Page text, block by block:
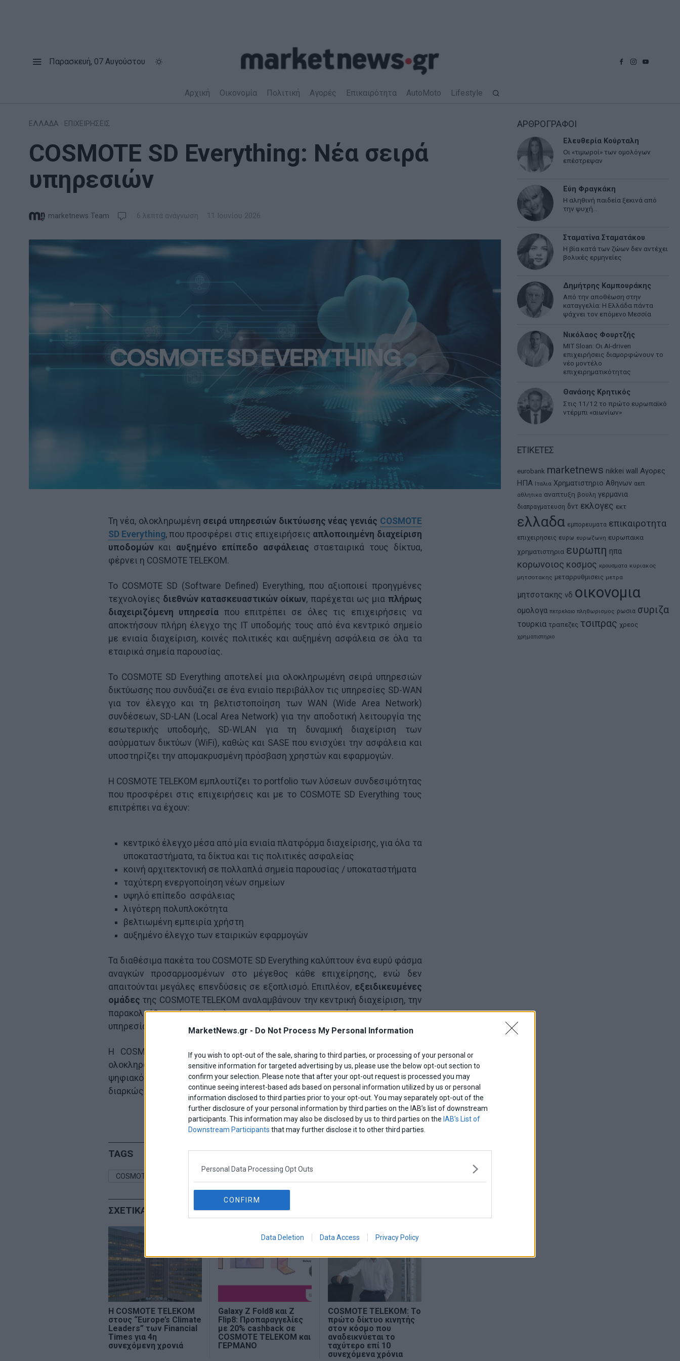
MarketNews.gr - Do Not Process My Personal Information
If you wish to opt-out of the sale, sharing to third parties, or processing of your personal or
sensitive information for targeted advertising by us, please use the below opt-out section to
confirm your selection. Please note that after your opt-out request is processed you may
continue seeing interest-based ads based on personal information utilized by us or personal
information disclosed to third parties prior to your opt-out. You may separately opt-out of the
further disclosure of your personal information by third parties on the IAB’s list of downstream
participants. This information may also be disclosed by us to third parties on the IAB’s List of
Downstream Participants that may further disclose it to other third parties.
Personal Data Processing Opt Outs
CONFIRM
Data Deletion Data Access Privacy Policy
Παρασκευή, 07 Αυγούστου
Αρχική Οικονομία Πολιτική Αγορές Επικαιρότητα AutoMoto Lifestyle
ΕΛΛΑΔΑ ΕΠΙΧΕΙΡΗΣΕΙΣ
COSMOTE SD Everything: Νέα σειρά
υπηρεσιών
marketnews Team 6 λεπτά ανάγνωση 11 Ιουνίου 2026
Τη νέα, ολοκληρωμένη σειρά υπηρεσιών δικτύωσης νέας γενιάς COSMOTE
SD Everything, που προσφέρει στις επιχειρήσεις απλοποιημένη διαχείριση
υποδομών και αυξημένο επίπεδο ασφάλειας σταεταιρικά τους δίκτυα,
φέρνει η COSMOTE TELEKOM.
Το COSMOTE SD (Software Defined) Everything, που αξιοποιεί προηγμένες
τεχνολογίες διεθνών κατασκευαστικών οίκων, παρέχεται ως μια πλήρως
διαχειριζόμενη υπηρεσία που επιτρέπει σε όλες τις επιχειρήσεις να
αποκτήσουν πλήρη έλεγχο της IT υποδομής τους από ένα κεντρικό σημείο
με ενιαία διαχείριση, κοινές πολιτικές και αυξημένη ασφάλεια σε όλα τα
εταιρικά σημεία παρουσίας.
Το COSMOTE SD Everything αποτελεί μια ολοκληρωμένη σειρά υπηρεσιών
δικτύωσης που συνδυάζει σε ένα ενιαίο περιβάλλον τις υπηρεσίες SD-WAN
για τον έλεγχο και τη βελτιστοποίηση των WAN (Wide Area Network)
συνδέσεων, SD-LAN (Local Area Network) για την αποδοτική λειτουργία της
εσωτερικής υποδομής, SD-WLAN για τη δυναμική διαχείριση των
ασύρματων δικτύων (WiFi), καθώς και SASE που ενισχύει την ασφάλεια και
υποστηρίζει την απομακρυσμένη πρόσβαση χρηστών και εφαρμογών.
Η COSMOTE TELEKOM εμπλουτίζει το portfolio των λύσεων συνδεσιμότητας
που προσφέρει στις επιχειρήσεις και με το COSMOTE SD Everything τους
επιτρέπει να έχουν:
κεντρικό έλεγχο μέσα από μία ενιαία πλατφόρμα διαχείρισης, για όλα τα
υποκαταστήματα, τα δίκτυα και τις πολιτικές ασφαλείας
κοινή αρχιτεκτονική σε πολλαπλά σημεία παρουσίας / υποκαταστήματα
ταχύτερη ενεργοποίηση νέων σημείων
υψηλό επίπεδο ασφάλειας
λιγότερη πολυπλοκότητα
βελτιωμένη εμπειρία χρήστη
αυξημένο έλεγχο των εταιρικών εφαρμογών
Τα διαθέσιμα πακέτα του COSMOTE SD Everything καλύπτουν ένα ευρύ φάσμα
αναγκών προσαρμοσμένων στο μέγεθος κάθε επιχείρησης, ενώ δεν
απαιτούνται μεγάλες επενδύσεις σε εξοπλισμό. Επιπλέον, εξειδικευμένες
ομάδες της COSMOTE TELEKOM αναλαμβάνουν την κεντρική διαχείριση, την
παρακολούθηση (monitoring), το reporting και τη συνεχή υποστήριξη της
υπηρεσίας 24/7.
Η COSMOTE TELEKOM στέκεται σταθερά δίπλα στις επιχειρήσεις με
ολοκληρωμένες λύσεις που μειώνουν την πολυπλοκότητα, ενισχύουν τον
ψηφιακό τους μετασχηματισμό και διασφαλίζουν ότι θα παραμείνουν
διαρκώς συνδεδεμένες, ασφαλείς και ανταγωνιστικές.
Share This
TAGS
COSMOTE SD Software Defined
ΣΧΕΤΙΚΑ ΑΡΘΡΑ
Η COSMOTE TELEKOM
στους “Europe’s Climate
Leaders” των Financial
Times για 4η
συνεχόμενη χρονιά
Galaxy Z Fold8 και Z
Flip8: Προπαραγγελίες
με 20% cashback σε
COSMOTE TELEKOM και
ΓΕΡΜΑΝΟ
COSMOTE TELEKOM: Το
πρώτο δίκτυο κινητής
στον κόσμο που
αναδεικνύεται το
ταχύτερο επί 10
συνεχόμενα χρόνια
ΑΡΘΡΟΓΡΑΦΟΙ
Ελευθερία Κούρταλη
Οι «τιμωροί» των ομολόγων
επέστρεψαν
Εύη Φραγκάκη
Η αληθινή παιδεία ξεκινά από
την ψυχή…
Σταματίνα Σταματάκου
Η βία κατά των ζώων δεν αντέχει
βολικές ερμηνείες
Δημήτρης Καμπουράκης
Από την αποθέωση στην
καταγγελία: Η Ελλάδα πάντα
ψάχνει τον επόμενο Μεσσία
Νικόλαος Φουρτζής
MIT Sloan: Οι AI-driven
επιχειρήσεις διαμορφώνουν το
νέο μοντέλο
επιχειρηματικότητας
Θανάσης Κρητικός
Στις 11/12 το πρώτο ευρωπαϊκό
ντέρμπι «αιωνίων»
ΕΤΙΚΕΤΕΣ
eurobank marketnews nikkei wall
Αγορες
ΗΠΑ Ιταλια Χρηματιστηριο Αθηνων αεπ
αθλητικα αναπτυξη βουλη γερμανια
διαπραγματευση δντ εκλογες εκτ
ελλαδα εμπορευματα επικαιροτητα
επιχειρησεις ευρω ευρωζωνη ευρωπαικα
χρηματιστηρια ευρωπη ηπα
κορωνοιος κοσμος κρουσματα κυριακος
μητσοτακης μεταρρυθμισεις μετρα
μητσοτακης νδ οικονομια
ομολογα πετρελαιο πληθωρισμος ρωσια συριζα
τουρκια τραπεζες τσιπρας χρεος
χρηματιστηριο